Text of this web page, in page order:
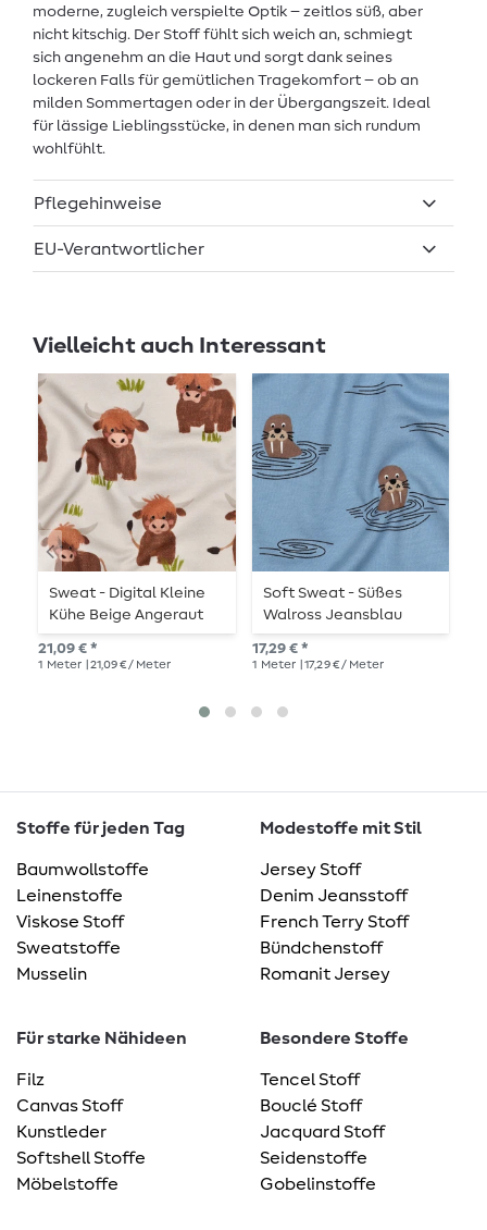
moderne, zugleich verspielte Optik – zeitlos süß, aber
nicht kitschig. Der Stoff fühlt sich weich an, schmiegt
sich angenehm an die Haut und sorgt dank seines
lockeren Falls für gemütlichen Tragekomfort – ob an
milden Sommertagen oder in der Übergangszeit. Ideal
für lässige Lieblingsstücke, in denen man sich rundum
wohlfühlt.
Pflegehinweise
EU-Verantwortlicher
Vielleicht auch Interessant
Sweat - Digital Kleine
Kühe Beige Angeraut
21,09 € *
1 Meter | 21,09 € / Meter
Soft Sweat - Süßes
Walross Jeansblau
Angeraut
17,29 € *
1 Meter | 17,29 € / Meter
Stoffe für jeden Tag
Baumwollstoffe
Leinenstoffe
Viskose Stoff
Sweatstoffe
Musselin
Modestoffe mit Stil
Jersey Stoff
Denim Jeansstoff
French Terry Stoff
Bündchenstoff
Romanit Jersey
Für starke Nähideen
Filz
Canvas Stoff
Kunstleder
Softshell Stoffe
Möbelstoffe
Besondere Stoffe
Tencel Stoff
Bouclé Stoff
Jacquard Stoff
Seidenstoffe
Gobelinstoffe